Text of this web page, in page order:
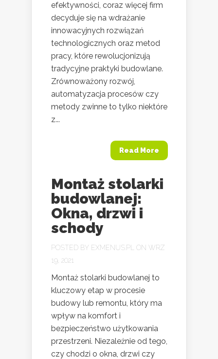
efektywności, coraz więcej firm
decyduje się na wdrażanie
innowacyjnych rozwiązań
technologicznych oraz metod
pracy, które rewolucjonizują
tradycyjne praktyki budowlane.
Zrównoważony rozwój,
automatyzacja procesów czy
metody zwinne to tylko niektóre
z...
Read More
Montaż stolarki
budowlanej:
Okna, drzwi i
schody
POSTED BY EXMENUS.PL
ON WRZ
19, 2021
Montaż stolarki budowlanej to
kluczowy etap w procesie
budowy lub remontu, który ma
wpływ na komfort i
bezpieczeństwo użytkowania
przestrzeni. Niezależnie od tego,
czy chodzi o okna, drzwi czy